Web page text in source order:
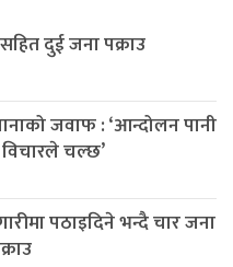
दुई जना पक्राउ
जवाफ : ‘आन्दोलन पानी
चल्छ’
पठाइदिने भन्दै चार जना